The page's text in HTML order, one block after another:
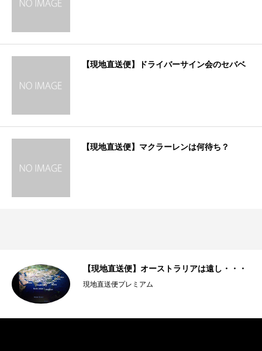
【現地直送便】ドライバーサイン会のセバベ
【現地直送便】マクラーレンは何待ち？
【現地直送便】オーストラリアは遠し・・・
現地直送便プレミアム